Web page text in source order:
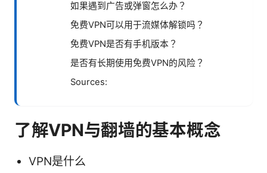
如果遇到广告或弹窗怎么办？
免费VPN可以用于流媒体解锁吗？
免费VPN是否有手机版本？
是否有长期使用免费VPN的风险？
Sources:
了解VPN与翻墙的基本概念
VPN是什么